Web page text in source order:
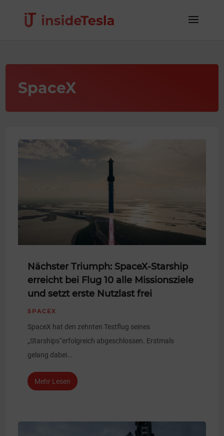
SpaceX
Nächster Triumph: SpaceX-Starship
erreicht bei Flug 10 alle Missionsziele
und setzt erste Nutzlast frei
SPACEX
SpaceX hat den zehnten Testflug seines
„Starships“erfolgreich abgeschlossen. Erstmals
gelang dabei...
Mehr Lesen